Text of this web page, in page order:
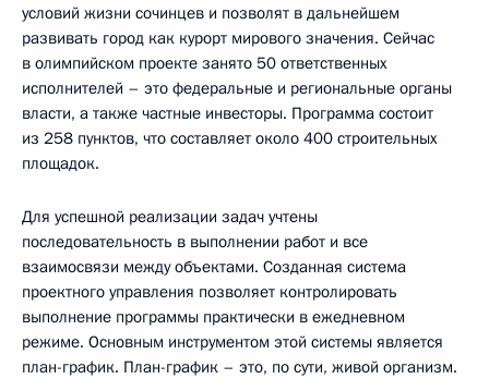
условий жизни сочинцев и позволят в дальнейшем
развивать город как курорт мирового значения. Сейчас
в олимпийском проекте занято 50 ответственных
исполнителей – это федеральные и региональные органы
власти, а также частные инвесторы. Программа состоит
из 258 пунктов, что составляет около 400 строительных
площадок.
Для успешной реализации задач учтены
последовательность в выполнении работ и все
взаимосвязи между объектами. Созданная система
проектного управления позволяет контролировать
выполнение программы практически в ежедневном
режиме. Основным инструментом этой системы является
план-график. План-график – это, по сути, живой организм.